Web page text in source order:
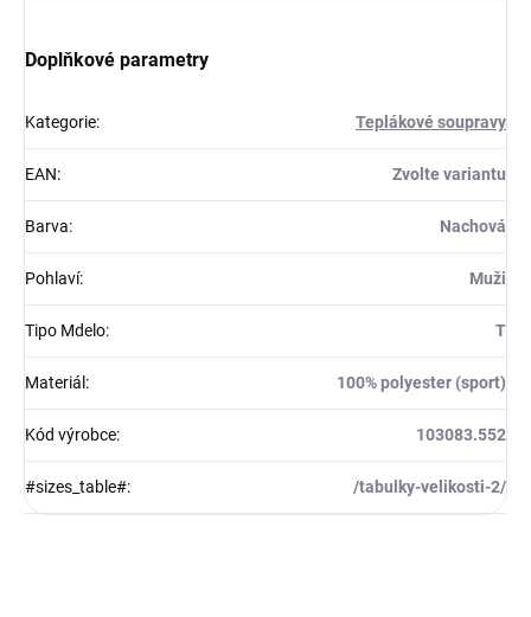
Doplňkové parametry
Kategorie: Teplákové soupravy
EAN: Zvolte variantu
Barva: Nachová
Pohlaví: Muži
Tipo Mdelo: T
Materiál : 100% polyester (sport)
Kód výrobce: 103083.552
#sizes_table#: /tabulky-velikosti-2/